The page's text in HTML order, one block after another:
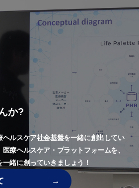
か?
ヘルスケア社会基盤を一緒に創出してい
医療ヘルスケア・プラットフォームを、
緒に創っていきましょう！